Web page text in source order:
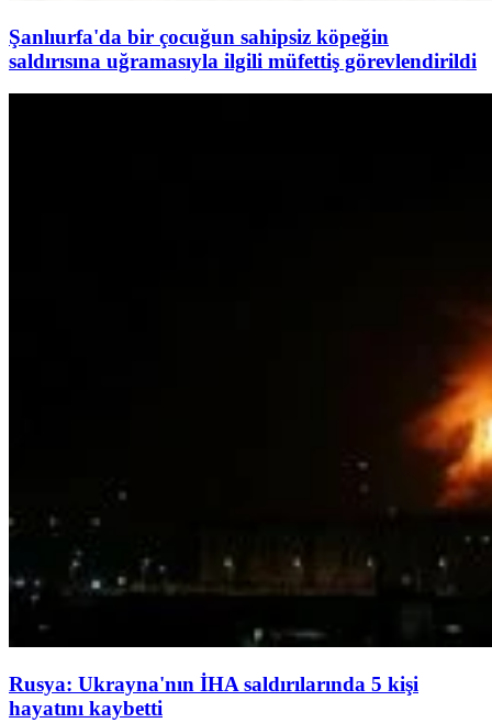
Şanlıurfa'da bir çocuğun sahipsiz köpeğin
saldırısına uğramasıyla ilgili müfettiş görevlendirildi
Rusya: Ukrayna'nın İHA saldırılarında 5 kişi
hayatını kaybetti